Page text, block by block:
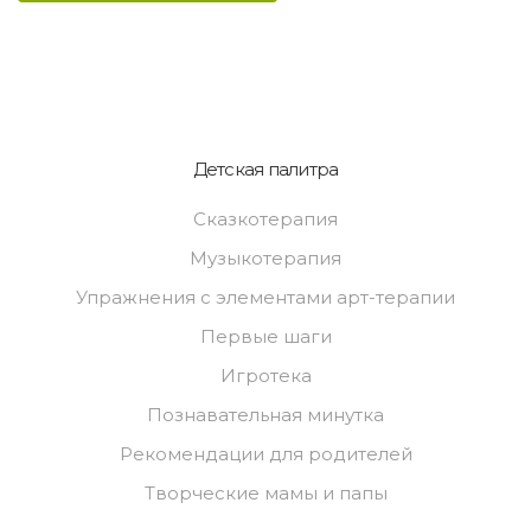
Детская палитра
Сказкотерапия
Музыкотерапия
Упражнения с элементами арт-терапии
Первые шаги
Игротека
Познавательная минутка
Рекомендации для родителей
Творческие мамы и папы